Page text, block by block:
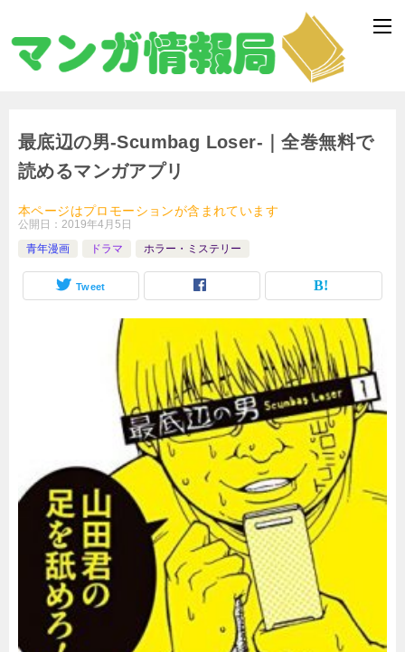
最底辺の男-Scumbag Loser-｜全巻無料で
読めるマンガアプリ
本ページはプロモーションが含まれています
公開日： 2019年4月5日
青年漫画
ドラマ ホラー・ミステリー
Tweet